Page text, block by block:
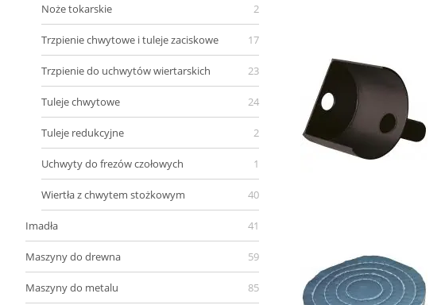
Noże tokarskie 2
Trzpienie chwytowe i tuleje zaciskowe 17
Trzpienie do uchwytów wiertarskich 23
Tuleje chwytowe 24
Tuleje redukcyjne 2
Uchwyty do frezów czołowych 1
Wiertła z chwytem stożkowym 40
Imadła 41
Maszyny do drewna 59
Maszyny do metalu 85